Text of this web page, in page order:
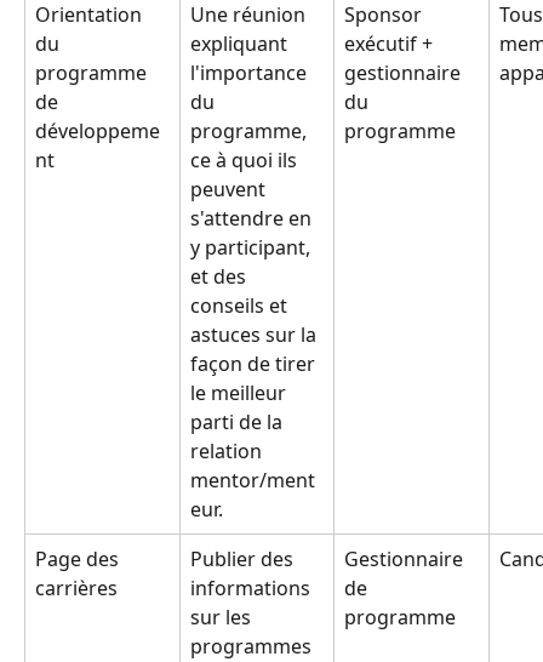
Orientation
du
programme
de
développeme
nt
Une réunion
expliquant
l'importance
du
programme,
ce à quoi ils
peuvent
s'attendre en
y participant,
et des
conseils et
astuces sur la
façon de tirer
le meilleur
parti de la
relation
mentor/ment
eur.
Sponsor
exécutif +
gestionnaire
du
programme
Page des
carrières
Publier des
informations
sur les
programmes
Gestionnaire
de
programme